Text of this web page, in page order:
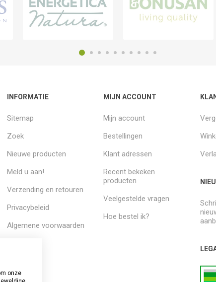
INFORMATIE
Sitemap
Zoek
Nieuwe producten
Meld u aan!
Verzending en retouren
Privacybeleid
Algemene voorwaarden
MIJN ACCOUNT
Mijn account
Bestellingen
Klant adressen
Recent bekeken
producten
Veelgestelde vragen
Hoe bestel ik?
onze